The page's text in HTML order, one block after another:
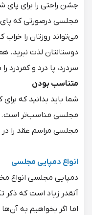
جشن راحتی را برای
مجلسی درصورتی که
می‌تواند روزتان را خراب
دوستانتان لذت
سردرد، پا درد و کمردرد
متناسب بودن
شما باید بدانید که
مجلسی مناسب‌تر است.
مجلسی مراسم عقد را در
انواع دمپایی مجلسی
دمپایی مجلسی انواع
آنقدر زیاد است که
اما اگر بخواهیم به